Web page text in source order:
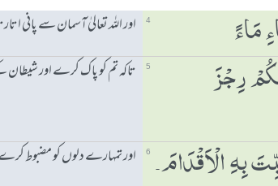
مَاءً 4 اور اللہ تعالیٰ آسمان سے پانی
رِجْزَ
5 تاکہ تم کو پاک کرے اور
بِہِ الْاَقْدَامَ۔ 6 اور تمہارے دلوں کو مضبوط